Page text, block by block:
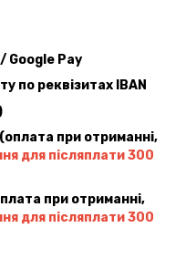
Google Pay
по реквізитах IBAN
при отриманні,
для післяплати 300
при отриманні,
для післяплати 300